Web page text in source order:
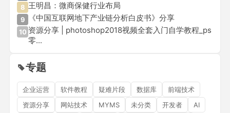
8 王明昌：微商保健行业布局
9 《中国互联网地下产业链分析白皮书》分享
10 资源分享 | photoshop2018视频全套入门自学教程_ps
零...
专题
企业运营 软件教程 疑难片段 数据库
前端技术
资源分享
网站技术 MYMS 未分类 开发者
AI